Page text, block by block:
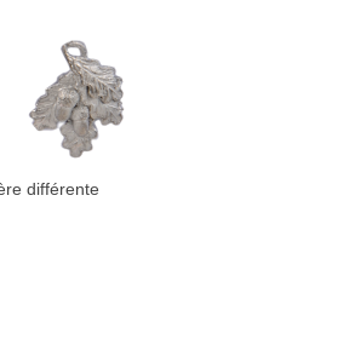
différente